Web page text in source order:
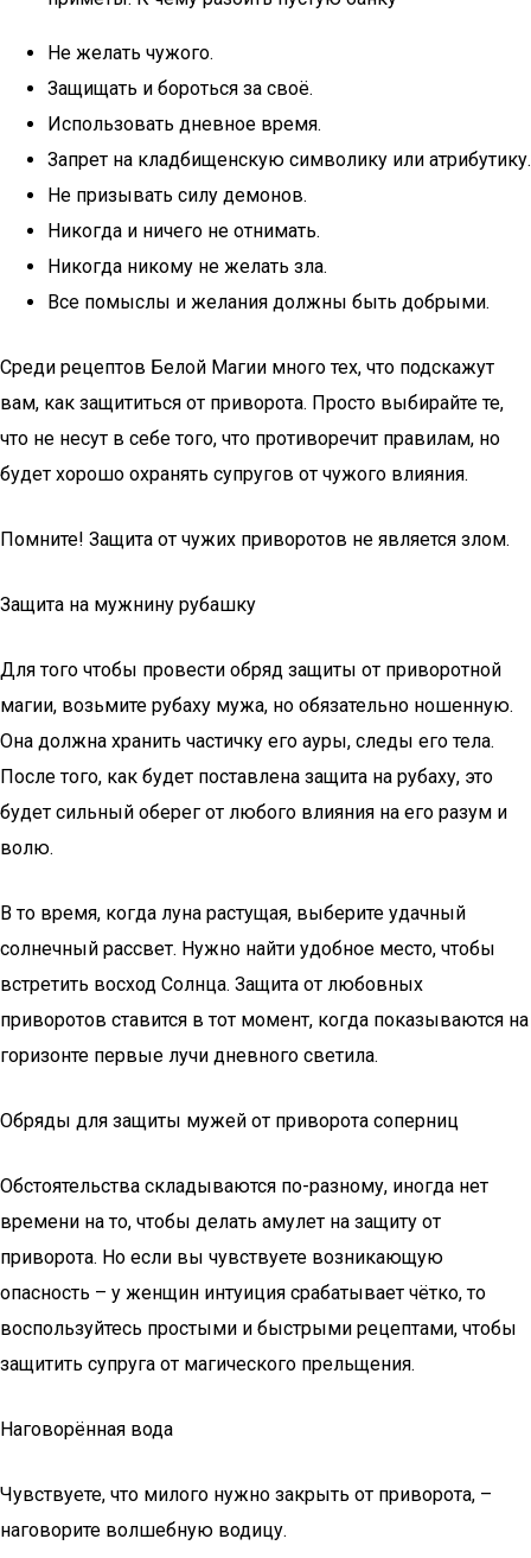
Не желать чужого.
Защищать и бороться за своё.
Использовать дневное время.
Запрет на кладбищенскую символику или атрибутику.
Не призывать силу демонов.
Никогда и ничего не отнимать.
Никогда никому не желать зла.
Все помыслы и желания должны быть добрыми.
Среди рецептов Белой Магии много тех, что подскажут
вам, как защититься от приворота. Просто выбирайте те,
что не несут в себе того, что противоречит правилам, но
будет хорошо охранять супругов от чужого влияния.
Помните! Защита от чужих приворотов не является злом.
Защита на мужнину рубашку
Для того чтобы провести обряд защиты от приворотной
магии, возьмите рубаху мужа, но обязательно ношенную.
Она должна хранить частичку его ауры, следы его тела.
После того, как будет поставлена защита на рубаху, это
будет сильный оберег от любого влияния на его разум и
волю.
В то время, когда луна растущая, выберите удачный
солнечный рассвет. Нужно найти удобное место, чтобы
встретить восход Солнца. Защита от любовных
приворотов ставится в тот момент, когда показываются на
горизонте первые лучи дневного светила.
Обряды для защиты мужей от приворота соперниц
Обстоятельства складываются по-разному, иногда нет
времени на то, чтобы делать амулет на защиту от
приворота. Но если вы чувствуете возникающую
опасность – у женщин интуиция срабатывает чётко, то
воспользуйтесь простыми и быстрыми рецептами, чтобы
защитить супруга от магического прельщения.
Наговорённая вода
Чувствуете, что милого нужно закрыть от приворота, –
наговорите волшебную водицу.